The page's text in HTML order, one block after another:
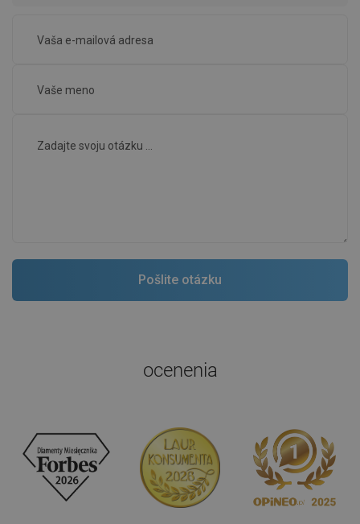
ocenenia